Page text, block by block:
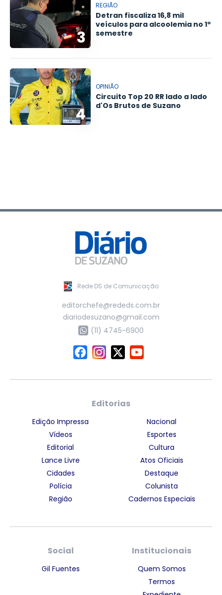
3
REGIÃO
Detran fiscaliza 16,8 mil
veículos para alcoolemia no 1º
semestre
4
OPINIÃO
Circuito Top 20 RR lado a lado
d'Os Brutos de Suzano
Rede DS de Comunicação
editorchefe@rededs.com.br
diariodesuzano@gmail.com
(11) 4745-6900
Editorias
Edição Impressa
Vídeos
Editorial
Lance Livre
Cidades
Polícia
Região
Nacional
Esportes
Cultura
Atos Oficiais
Destaque
Colunista
Cadernos Especiais
Social
Gil Fuentes
Institucionais
Quem Somos
Termos